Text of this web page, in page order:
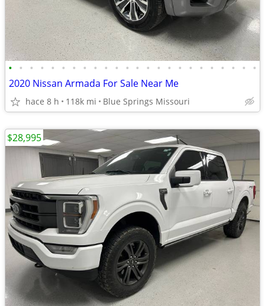
• • • • • • • • • • • • • • • • • • • • • • • •
2020 Nissan Armada For Sale Near Me
hace 8 h 118k mi Blue Springs Missouri
$28,995